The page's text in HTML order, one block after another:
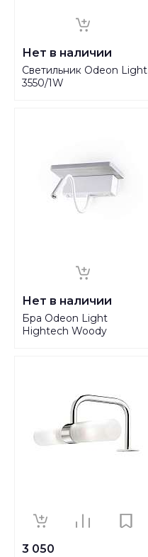
Нет в наличии
Светильник Odeon Light
3550/1W
Нет в наличии
Бра Odeon Light
Hightech Woody
3 050